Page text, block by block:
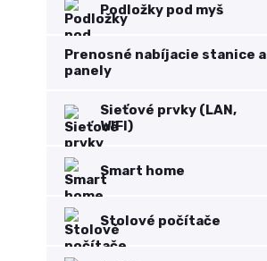
Podložky pod myš
Prenosné nabíjacie stanice a
panely
Sieťové prvky (LAN,
WIFI)
Smart home
Stolové počítače